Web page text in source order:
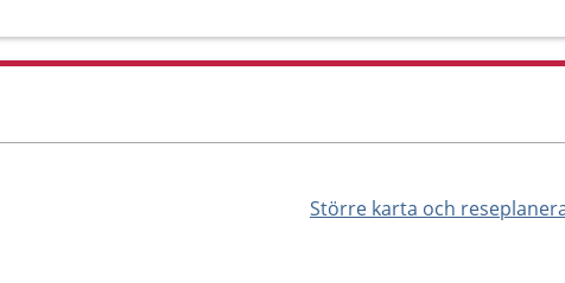
Större karta och